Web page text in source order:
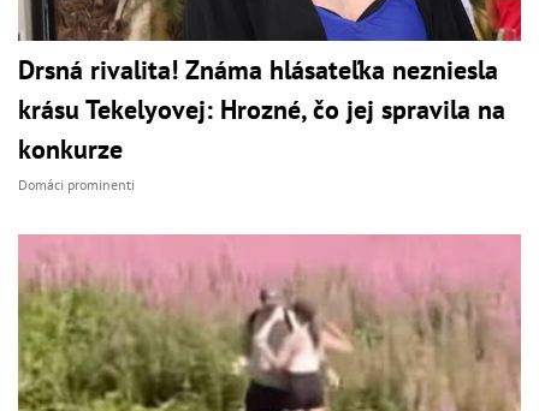
Drsná rivalita! Známa hlásateľka nezniesla
krásu Tekelyovej: Hrozné, čo jej spravila na
konkurze
Domáci prominenti